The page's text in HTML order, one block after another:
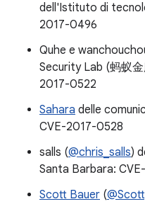
dell'Istituto di
2017-0496
Quhe e
Security Lab (蚂蚁
2017-0522
Sahara delle
CVE-2017-0528
salls (@chris_salls)
Santa Barbara:
Scott Bauer (